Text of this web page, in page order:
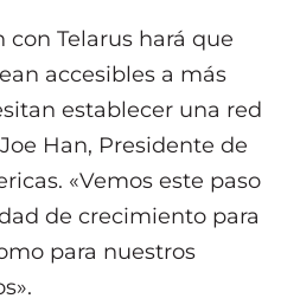
con Telarus hará que
accesibles a más
establecer una red
Han, Presidente de
«Vemos este paso
de crecimiento para
para nuestros